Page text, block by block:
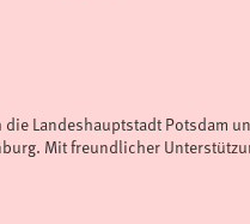
Landeshauptstadt
Mit freundlicher